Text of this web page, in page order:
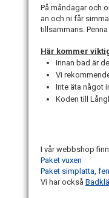
På måndagar och
än och ni får
tillsammans.
Här kommer
Innan bad är
Vi
Inte äta något
Koden till
I vår webbshop
Paket vuxen
Paket simplatta,
Vi har också